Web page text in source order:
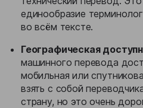
единообразие
во всём тексте.
Географическая
машинного перевода
мобильная или
взять с собой
страну, но это очень